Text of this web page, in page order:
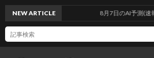
NEW ARTICLE 8月7日のAI予測(速報版)